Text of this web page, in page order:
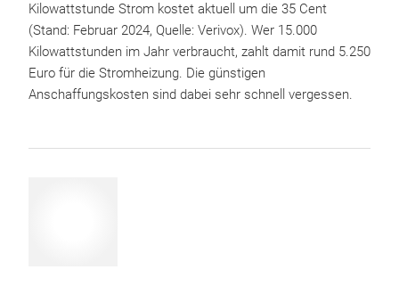
Kilowattstunde Strom kostet aktuell um die 35 Cent
(Stand: Februar 2024, Quelle: Verivox). Wer 15.000
Kilowattstunden im Jahr verbraucht, zahlt damit rund 5.250
Euro für die Stromheizung. Die günstigen
Anschaffungskosten sind dabei sehr schnell vergessen.